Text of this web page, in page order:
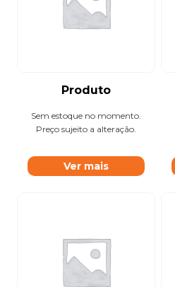
Produto
Sem estoque no momento.
Preço sujeito a alteração.
Ver mais